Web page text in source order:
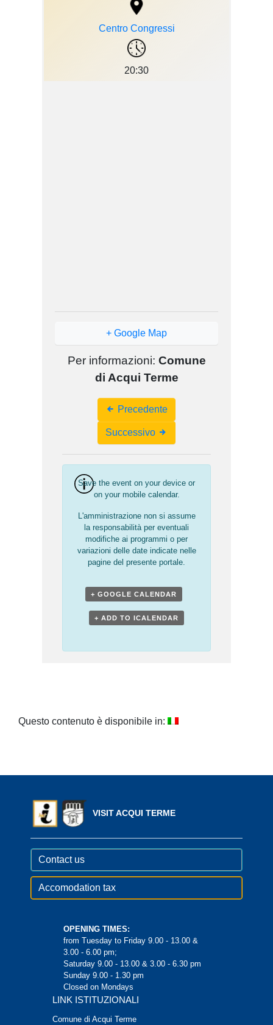
Centro Congressi
20:30
+ Google Map
Per informazioni: Comune
di Acqui Terme
Navigation
Precedente
Successivo
Save the event on your device or
on your mobile calendar.
L'amministrazione non si assume
la responsabilità per eventuali
modifiche ai programmi o per
variazioni delle date indicate nelle
pagine del presente portale.
+ GOOGLE CALENDAR
+ ADD TO ICALENDAR
Questo contenuto è disponibile in:
VISIT ACQUI TERME
Contact us
Accomodation tax
OPENING TIMES:
from Tuesday to Friday 9.00 - 13.00 &
3.00 - 6.00 pm;
Saturday 9.00 - 13.00 & 3.00 - 6.30 pm
Sunday 9.00 - 1.30 pm
Closed on Mondays
LINK ISTITUZIONALI
Comune di Acqui Terme